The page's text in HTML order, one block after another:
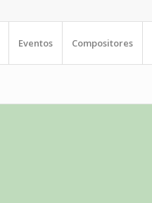
Eventos Compositores